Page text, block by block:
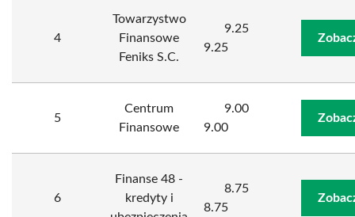
4
Towarzystwo
Finansowe
Feniks S.C.
9.25
9.25
5
Centrum
Finansowe
9.00
9.00
6
Finanse 48 -
kredyty i
8.75
8.75